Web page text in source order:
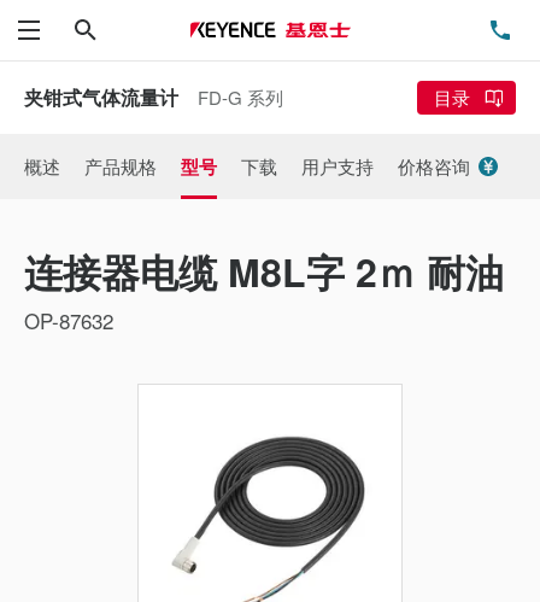
菜单
夹钳式气体流量计 FD-G 系列 目录
概述 产品规格 型号 下载 用户支持 价格咨询
连接器电缆 M8L字 2ｍ 耐油
OP-87632